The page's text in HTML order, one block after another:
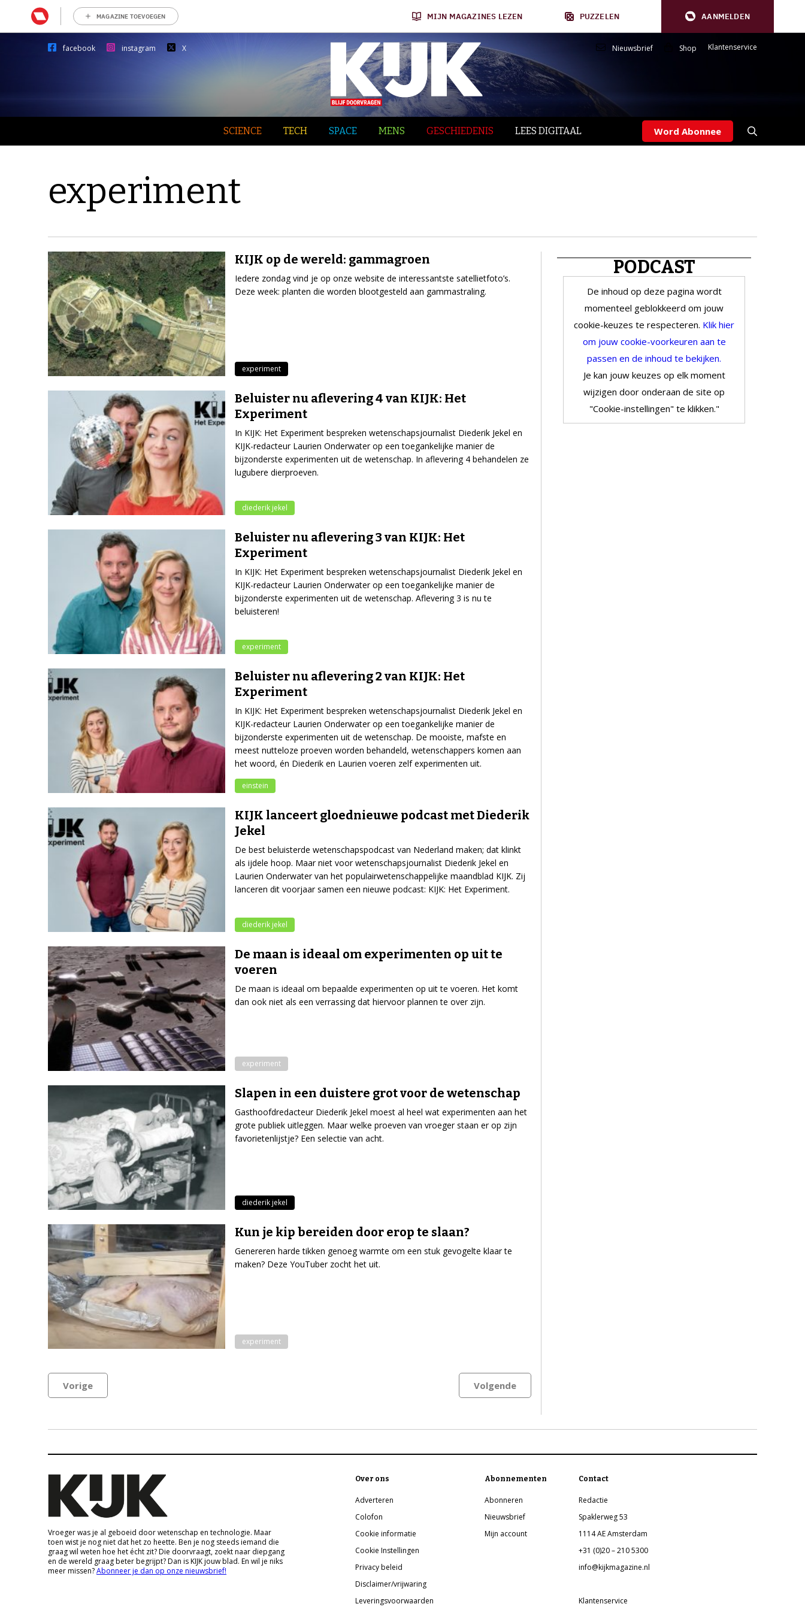
MAGAZINE TOEVOEGEN MIJN MAGAZINES LEZEN PUZZELEN AANMELDEN
facebook instagram X Nieuwsbrief Shop Klantenservice
SCIENCE TECH SPACE MENS GESCHIEDENIS LEES DIGITAAL Word Abonnee
experiment
KIJK op de wereld: gammagroen
Iedere zondag vind je op onze website de interessantste satellietfoto’s.
Deze week: planten die worden blootgesteld aan gammastraling.
experiment
Beluister nu aflevering 4 van KIJK: Het
Experiment
In KIJK: Het Experiment bespreken wetenschapsjournalist Diederik Jekel en
KIJK-redacteur Laurien Onderwater op een toegankelijke manier de
bijzonderste experimenten uit de wetenschap. In aflevering 4 behandelen ze
lugubere dierproeven.
diederik jekel
Beluister nu aflevering 3 van KIJK: Het
Experiment
In KIJK: Het Experiment bespreken wetenschapsjournalist Diederik Jekel en
KIJK-redacteur Laurien Onderwater op een toegankelijke manier de
bijzonderste experimenten uit de wetenschap. Aflevering 3 is nu te
beluisteren!
experiment
Beluister nu aflevering 2 van KIJK: Het
Experiment
In KIJK: Het Experiment bespreken wetenschapsjournalist Diederik Jekel en
KIJK-redacteur Laurien Onderwater op een toegankelijke manier de
bijzonderste experimenten uit de wetenschap. De mooiste, mafste en
meest nutteloze proeven worden behandeld, wetenschappers komen aan
het woord, én Diederik en Laurien voeren zelf experimenten uit.
einstein
KIJK lanceert gloednieuwe podcast met Diederik
Jekel
De best beluisterde wetenschapspodcast van Nederland maken; dat klinkt
als ijdele hoop. Maar niet voor wetenschapsjournalist Diederik Jekel en
Laurien Onderwater van het populairwetenschappelijke maandblad KIJK. Zij
lanceren dit voorjaar samen een nieuwe podcast: KIJK: Het Experiment.
diederik jekel
De maan is ideaal om experimenten op uit te
voeren
De maan is ideaal om bepaalde experimenten op uit te voeren. Het komt
dan ook niet als een verrassing dat hiervoor plannen te over zijn.
experiment
Slapen in een duistere grot voor de wetenschap
Gasthoofdredacteur Diederik Jekel moest al heel wat experimenten aan het
grote publiek uitleggen. Maar welke proeven van vroeger staan er op zijn
favorietenlijstje? Een selectie van acht.
diederik jekel
Kun je kip bereiden door erop te slaan?
Genereren harde tikken genoeg warmte om een stuk gevogelte klaar te
maken? Deze YouTuber zocht het uit.
experiment
Vorige Volgende
PODCAST
De inhoud op deze pagina wordt
momenteel geblokkeerd om jouw
cookie-keuzes te respecteren. Klik hier
om jouw cookie-voorkeuren aan te
passen en de inhoud te bekijken.
Je kan jouw keuzes op elk moment
wijzigen door onderaan de site op
"Cookie-instellingen" te klikken."
Vroeger was je al geboeid door wetenschap en technologie. Maar
toen wist je nog niet dat het zo heette. Ben je nog steeds iemand die
graag wil weten hoe het écht zit? Die doorvraagt, zoekt naar diepgang
en de wereld graag beter begrijpt? Dan is KIJK jouw blad. En wil je niks
meer missen?Abonneer je dan op onze nieuwsbrief!
Over ons
Adverteren
Colofon
Cookie informatie
Cookie Instellingen
Privacy beleid
Disclaimer/vrijwaring
Leveringsvoorwaarden
Abonnementen
Abonneren
Nieuwsbrief
Mijn account
Contact
Redactie
Spaklerweg 53
1114 AE Amsterdam
+31 (0)20 – 210 5300
info@kijkmagazine.nl
Klantenservice